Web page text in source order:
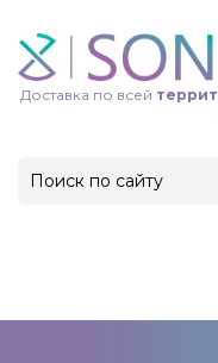
Доставка по всей